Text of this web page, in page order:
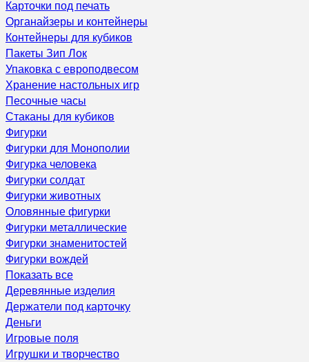
Карточки под печать
Органайзеры и контейнеры
Контейнеры для кубиков
Пакеты Зип Лок
Упаковка с европодвесом
Хранение настольных игр
Песочные часы
Стаканы для кубиков
Фигурки
Фигурки для Монополии
Фигурка человека
Фигурки солдат
Фигурки животных
Оловянные фигурки
Фигурки металлические
Фигурки знаменитостей
Фигурки вождей
Показать все
Деревянные изделия
Держатели под карточку
Деньги
Игровые поля
Игрушки и творчество